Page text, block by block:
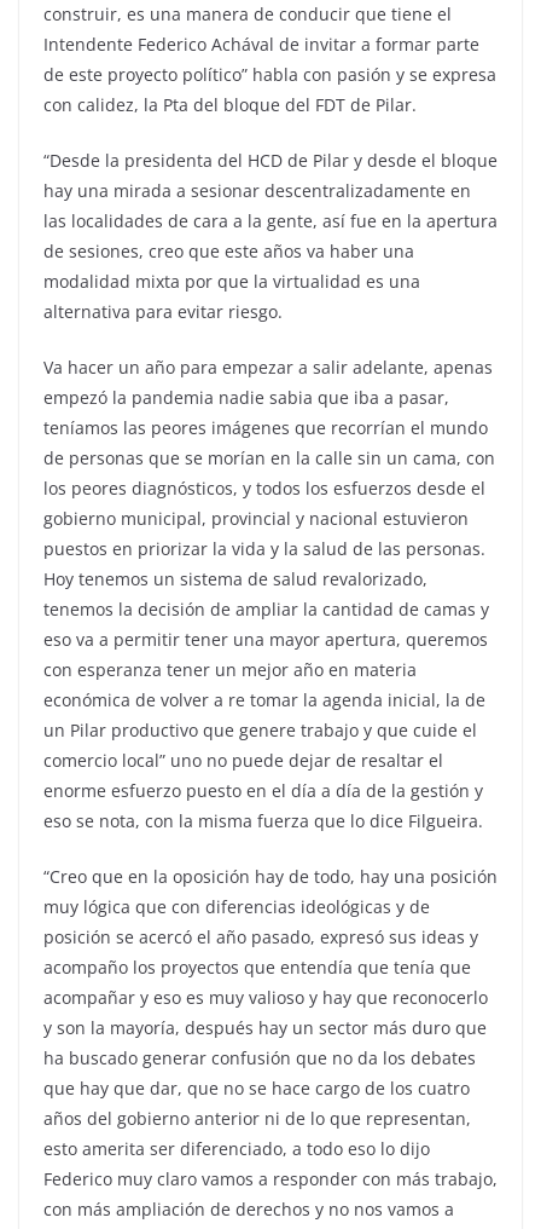
construir, es una manera de conducir que tiene el
Intendente Federico Achával de invitar a formar parte
de este proyecto político” habla con pasión y se expresa
con calidez, la Pta del bloque del FDT de Pilar.
“Desde la presidenta del HCD de Pilar y desde el bloque
hay una mirada a sesionar descentralizadamente en
las localidades de cara a la gente, así fue en la apertura
de sesiones, creo que este años va haber una
modalidad mixta por que la virtualidad es una
alternativa para evitar riesgo.
Va hacer un año para empezar a salir adelante, apenas
empezó la pandemia nadie sabia que iba a pasar,
teníamos las peores imágenes que recorrían el mundo
de personas que se morían en la calle sin un cama, con
los peores diagnósticos, y todos los esfuerzos desde el
gobierno municipal, provincial y nacional estuvieron
puestos en priorizar la vida y la salud de las personas.
Hoy tenemos un sistema de salud revalorizado,
tenemos la decisión de ampliar la cantidad de camas y
eso va a permitir tener una mayor apertura, queremos
con esperanza tener un mejor año en materia
económica de volver a re tomar la agenda inicial, la de
un Pilar productivo que genere trabajo y que cuide el
comercio local” uno no puede dejar de resaltar el
enorme esfuerzo puesto en el día a día de la gestión y
eso se nota, con la misma fuerza que lo dice Filgueira.
“Creo que en la oposición hay de todo, hay una posición
muy lógica que con diferencias ideológicas y de
posición se acercó el año pasado, expresó sus ideas y
acompaño los proyectos que entendía que tenía que
acompañar y eso es muy valioso y hay que reconocerlo
y son la mayoría, después hay un sector más duro que
ha buscado generar confusión que no da los debates
que hay que dar, que no se hace cargo de los cuatro
años del gobierno anterior ni de lo que representan,
esto amerita ser diferenciado, a todo eso lo dijo
Federico muy claro vamos a responder con más trabajo,
con más ampliación de derechos y no nos vamos a